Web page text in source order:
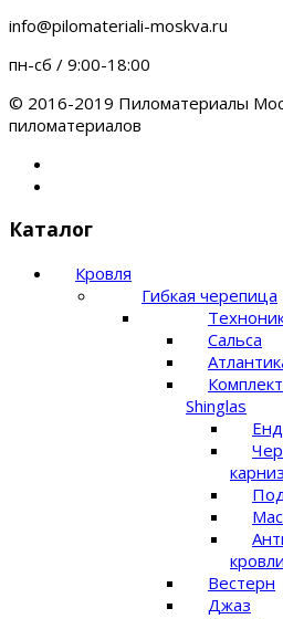
info@pilomateriali-moskva.ru
пн-сб / 9:00-18:00
© 2016-2019 Пиломатериалы
пиломатериалов
Каталог
Кровля
Гибкая черепица
Сальса
Shinglas
кровли
Вестерн
Джаз